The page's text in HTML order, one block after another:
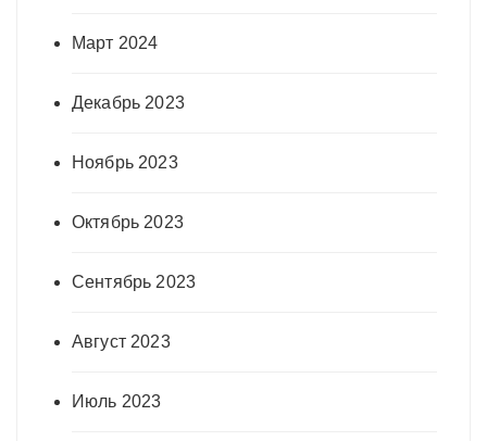
Март 2024
Декабрь 2023
Ноябрь 2023
Октябрь 2023
Сентябрь 2023
Август 2023
Июль 2023